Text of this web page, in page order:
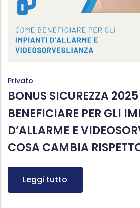
Privato
BONUS SICUREZZA
BENEFICIARE PER GLI
D’ALLARME E
COSA CAMBIA
Leggi tutto